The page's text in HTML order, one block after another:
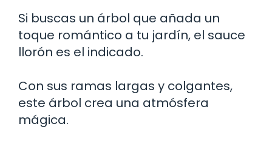
Si buscas un árbol que añada un
toque romántico a tu jardín, el sauce
llorón es el indicado.
Con sus ramas largas y colgantes,
este árbol crea una atmósfera
mágica.